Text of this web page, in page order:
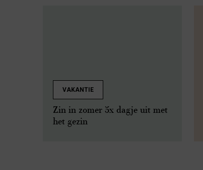
VAKANTIE
Zin in zomer 5x dagje uit met
het gezin